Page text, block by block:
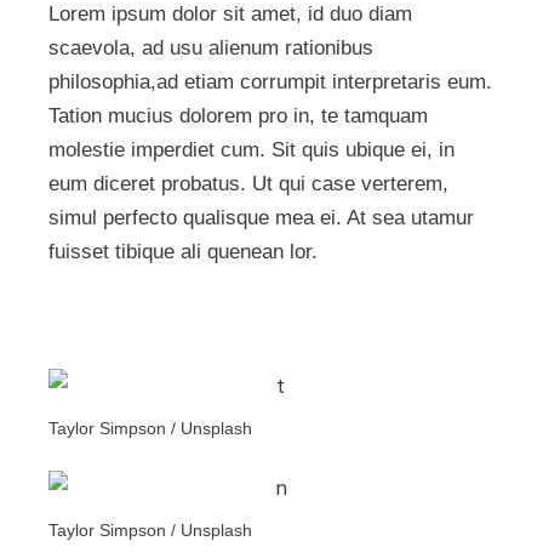
Lorem ipsum dolor sit amet, id duo diam
scaevola, ad usu alienum rationibus
philosophia,ad etiam corrumpit interpretaris eum.
Tation mucius dolorem pro in, te tamquam
molestie imperdiet cum. Sit quis ubique ei, in
eum diceret probatus. Ut qui case verterem,
simul perfecto qualisque mea ei. At sea utamur
fuisset tibique ali quenean lor.
Taylor Simpson / Unsplash
Taylor Simpson / Unsplash